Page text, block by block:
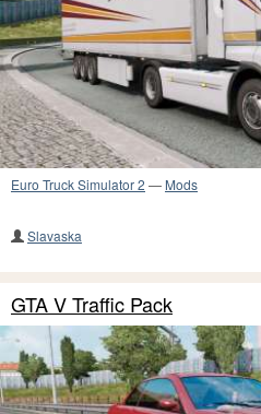
Euro Truck Simulator 2 — Mods
Slavaska
GTA V Traffic Pack